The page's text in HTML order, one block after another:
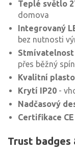
Teplé světlo
domova
Integrovaný
bez nutnosti
Stmívatelnost
přes běžný
Kvalitní
Krytí IP20 -
Nadčasový
Certifikace CE
Trust badges